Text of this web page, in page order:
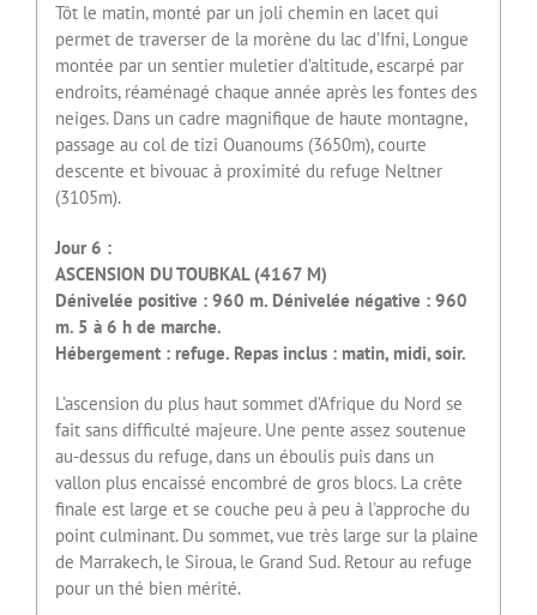
Tôt le matin, monté par un joli chemin en lacet qui
permet de traverser de la morène du lac d’Ifni, Longue
montée par un sentier muletier d’altitude, escarpé par
endroits, réaménagé chaque année après les fontes des
neiges. Dans un cadre magnifique de haute montagne,
passage au col de tizi Ouanoums (3650m), courte
descente et bivouac à proximité du refuge Neltner
(3105m).
Jour 6 :
ASCENSION DU TOUBKAL (4167 M)
Dénivelée positive : 960 m. Dénivelée négative : 960
m. 5 à 6 h de marche.
Hébergement : refuge. Repas inclus : matin, midi, soir.
L’ascension du plus haut sommet d’Afrique du Nord se
fait sans difficulté majeure. Une pente assez soutenue
au-dessus du refuge, dans un éboulis puis dans un
vallon plus encaissé encombré de gros blocs. La crête
finale est large et se couche peu à peu à l’approche du
point culminant. Du sommet, vue très large sur la plaine
de Marrakech, le Siroua, le Grand Sud. Retour au refuge
pour un thé bien mérité.